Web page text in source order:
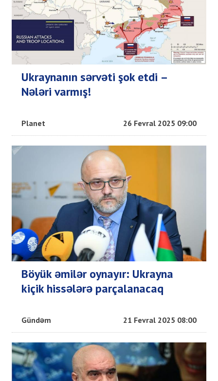
Ukraynanın sərvəti şok etdi –
Nələri varmış!
Planet 26 Fevral 2025 09:00
Böyük əmilər oynayır: Ukrayna
kiçik hissələrə parçalanacaq
Gündəm 21 Fevral 2025 08:00